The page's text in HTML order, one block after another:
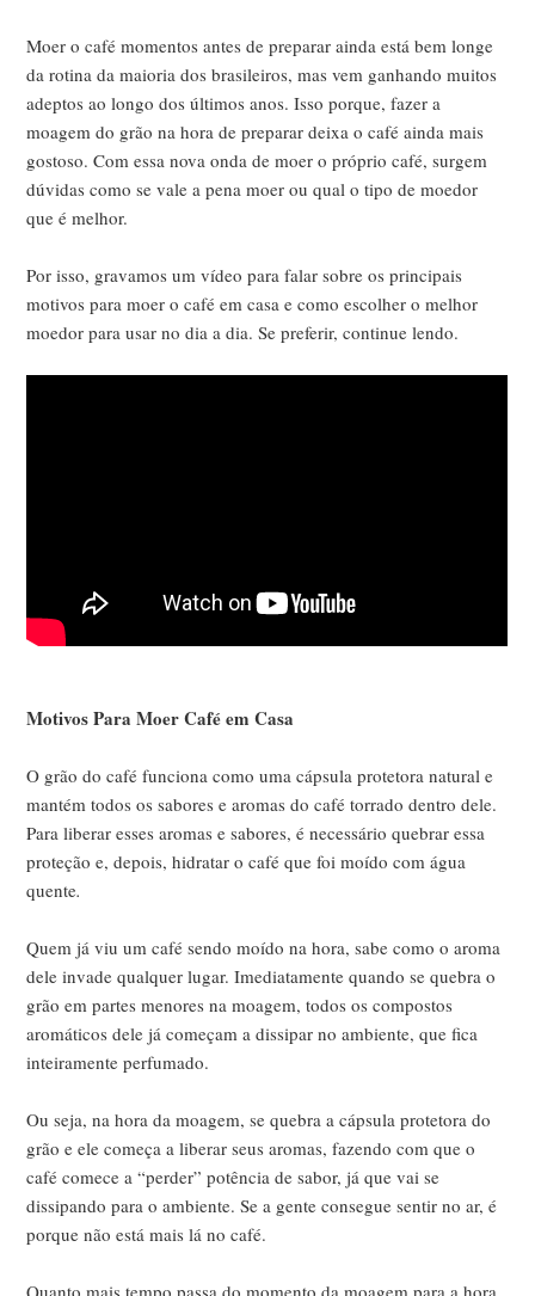
Moer o café momentos antes de preparar ainda está bem longe
da rotina da maioria dos brasileiros, mas vem ganhando muitos
adeptos ao longo dos últimos anos. Isso porque, fazer a
moagem do grão na hora de preparar deixa o café ainda mais
gostoso. Com essa nova onda de moer o próprio café, surgem
dúvidas como se vale a pena moer ou qual o tipo de moedor
que é melhor.
Por isso, gravamos um vídeo para falar sobre os principais
motivos para moer o café em casa e como escolher o melhor
moedor para usar no dia a dia. Se preferir, continue lendo.
Motivos Para Moer Café em Casa
O grão do café funciona como uma cápsula protetora natural e
mantém todos os sabores e aromas do café torrado dentro dele.
Para liberar esses aromas e sabores, é necessário quebrar essa
proteção e, depois, hidratar o café que foi moído com água
quente.
Quem já viu um café sendo moído na hora, sabe como o aroma
dele invade qualquer lugar. Imediatamente quando se quebra o
grão em partes menores na moagem, todos os compostos
aromáticos dele já começam a dissipar no ambiente, que fica
inteiramente perfumado.
Ou seja, na hora da moagem, se quebra a cápsula protetora do
grão e ele começa a liberar seus aromas, fazendo com que o
café comece a “perder” potência de sabor, já que vai se
dissipando para o ambiente. Se a gente consegue sentir no ar, é
porque não está mais lá no café.
Quanto mais tempo passa do momento da moagem para a hora